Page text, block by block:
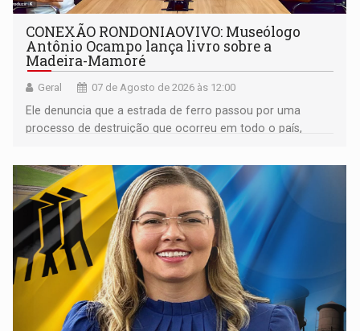
CONEXÃO RONDONIAOVIVO: Museólogo
Antônio Ocampo lança livro sobre a
Madeira-Mamoré
Geral 07 de Agosto de 2026 às 12:00
Ele denuncia que a estrada de ferro passou por uma
processo de destruição que ocorreu em todo o país,